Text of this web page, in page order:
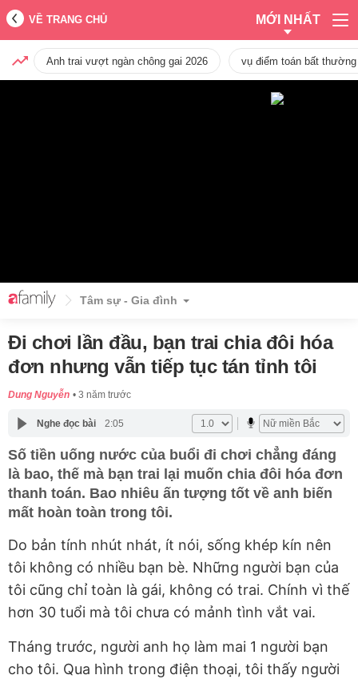
VỀ TRANG CHỦ MỚI NHẤT
Anh trai vượt ngàn chông gai 2026 vụ điểm toán bất
Tâm sự - Gia đình
Đi chơi lần đầu, bạn trai chia đôi hóa
đơn nhưng vẫn tiếp tục tán tỉnh tôi
Dung Nguyễn 3 năm trước
Nghe đọc bài 2:05
Số tiền uống nước của buổi đi chơi chẳng đáng
là bao, thế mà bạn trai lại muốn chia đôi hóa đơn
thanh toán. Bao nhiêu ấn tượng tốt về anh biến
mất hoàn toàn trong tôi.
Do bản tính nhút nhát, ít nói, sống khép kín nên
tôi không có nhiều bạn bè. Những người bạn của
tôi cũng chỉ toàn là gái, không có trai. Chính vì thế
hơn 30 tuổi mà tôi chưa có mảnh tình vắt vai.
Tháng trước, người anh họ làm mai 1 người bạn
cho tôi. Qua hình trong điện thoại, tôi thấy người